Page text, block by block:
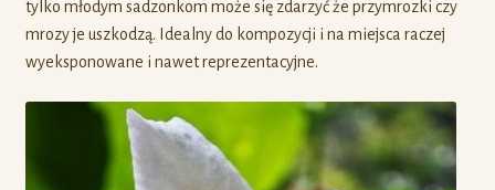
tylko młodym sadzonkom może się zdarzyć że przymrozki czy
mrozy je uszkodzą. Idealny do kompozycji i na miejsca raczej
wyeksponowane i nawet reprezentacyjne.